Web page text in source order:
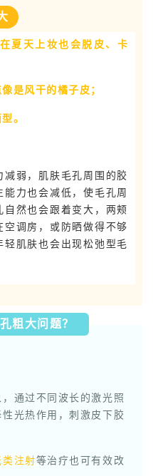
夏天上妆也会脱皮、卡
是风干的橘子皮；
。
减弱，肌肤毛孔周围的胶
力也会减低，使毛孔周
然也会跟着变大，两颊
调房，或防晒做得不够
肌肤也会出现松弛型毛
粗大问题？
通过不同波长的激光照
光热作用，刺激皮下胶
注射等治疗也可有效改